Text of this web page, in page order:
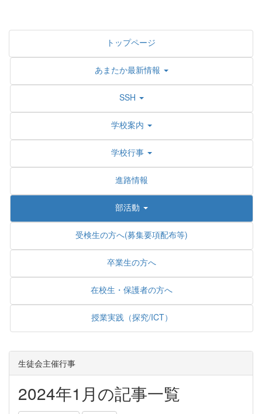
トップページ
あまたか最新情報
SSH
学校案内
学校行事
進路情報
部活動
受検生の方へ(募集要項配布等)
卒業生の方へ
在校生・保護者の方へ
授業実践（探究/ICT）
生徒会主催行事
2024年1月の記事一覧